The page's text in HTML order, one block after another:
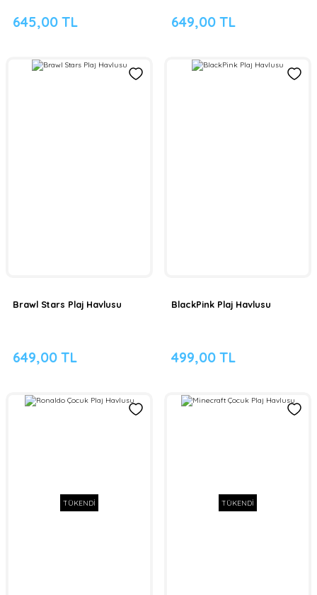
645,00 TL 649,00 TL
Brawl Stars Plaj Havlusu
649,00 TL
BlackPink Plaj Havlusu
499,00 TL
TÜKENDİ TÜKENDİ